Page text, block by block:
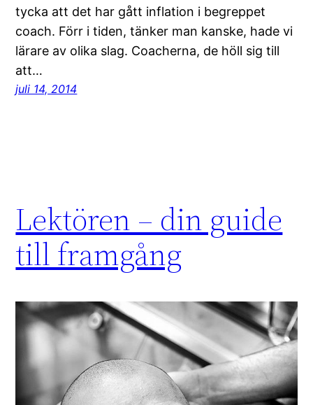
tycka att det har gått inflation i begreppet
coach. Förr i tiden, tänker man kanske, hade vi
lärare av olika slag. Coacherna, de höll sig till
att…
juli 14, 2014
Lektören – din guide
till framgång